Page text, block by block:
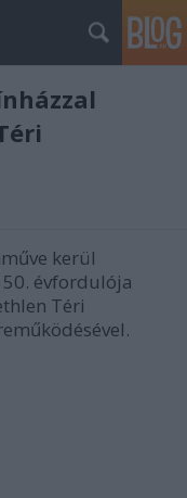
kerül
évfordulója
Téri